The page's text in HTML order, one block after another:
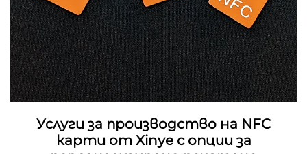
Услуги за производство на NFC
карти от Xinye с опции за